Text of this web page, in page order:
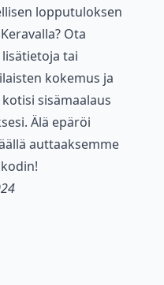
lopputuloksen
Ota
tai
kokemus ja
sisämaalaus
Älä epäröi
auttaaksemme